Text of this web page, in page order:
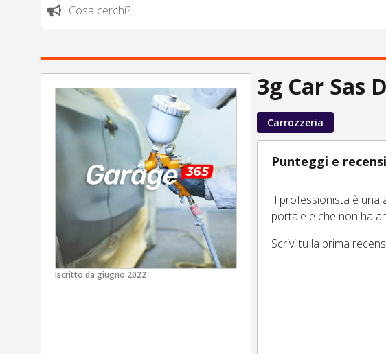
Cosa cerchi?
Iscritto da giugno 2022
3g Car Sas
Carrozzeria
Punteggi e
Il professionista è una
portale e che non ha
Scrivi tu la prima